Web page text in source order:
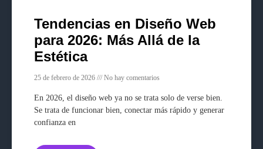
Tendencias en Diseño Web
para 2026: Más Allá de la
Estética
25 de febrero de 2026 No hay comentarios
En 2026, el diseño web ya no se trata solo de verse bien.
Se trata de funcionar bien, conectar más rápido y generar
confianza en